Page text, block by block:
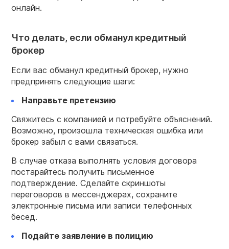
онлайн.
Что делать, если обманул кредитный
брокер
Если вас обманул кредитный брокер, нужно
предпринять следующие шаги:
Направьте претензию
Свяжитесь с компанией и потребуйте объяснений.
Возможно, произошла техническая ошибка или
брокер забыл с вами связаться.
В случае отказа выполнять условия договора
постарайтесь получить письменное
подтверждение. Сделайте скриншоты
переговоров в мессенджерах, сохраните
электронные письма или записи телефонных
бесед.
Подайте заявление в полицию